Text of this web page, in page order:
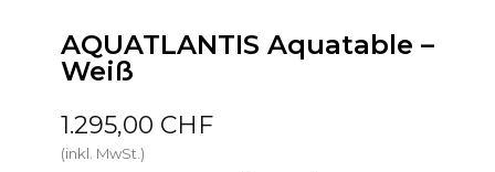
AQUATLANTIS Aquatable –
Weiß
1.295,00 CHF
(inkl. MwSt.)